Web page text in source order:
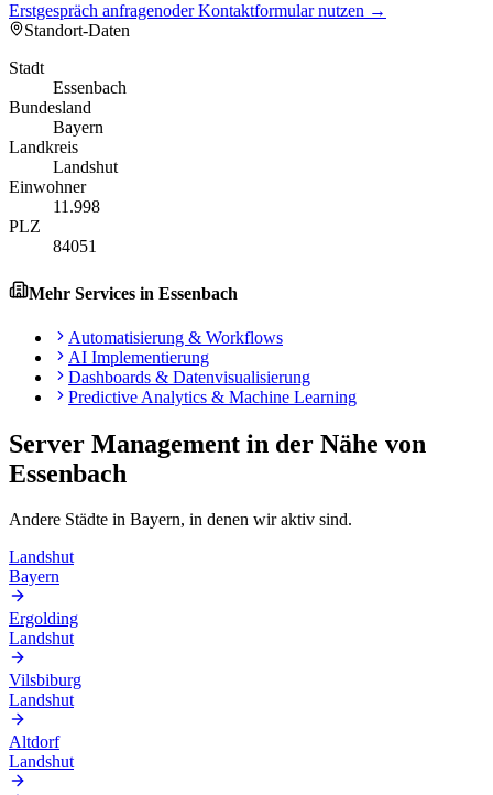
Erstgespräch anfragenoder Kontaktformular nutzen →
Standort-Daten
Stadt
Essenbach
Bundesland
Bayern
Landkreis
Landshut
Einwohner
11.998
PLZ
84051
Mehr Services in Essenbach
Automatisierung & Workflows
AI Implementierung
Dashboards & Datenvisualisierung
Predictive Analytics & Machine Learning
Server Management in der Nähe von
Essenbach
Andere Städte in Bayern, in denen wir aktiv sind.
Landshut
Bayern
Ergolding
Landshut
Vilsbiburg
Landshut
Altdorf
Landshut